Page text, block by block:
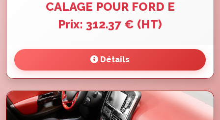
CALAGE POUR FORD E
Prix: 312.37 € (HT)
Détails